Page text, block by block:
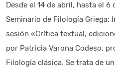
Desde el 14 de abril, hasta el 6
Seminario de Filología Griega:
sesión «Crítica textual,
por Patricia Varona Codeso,
Filología clásica. Se trata de